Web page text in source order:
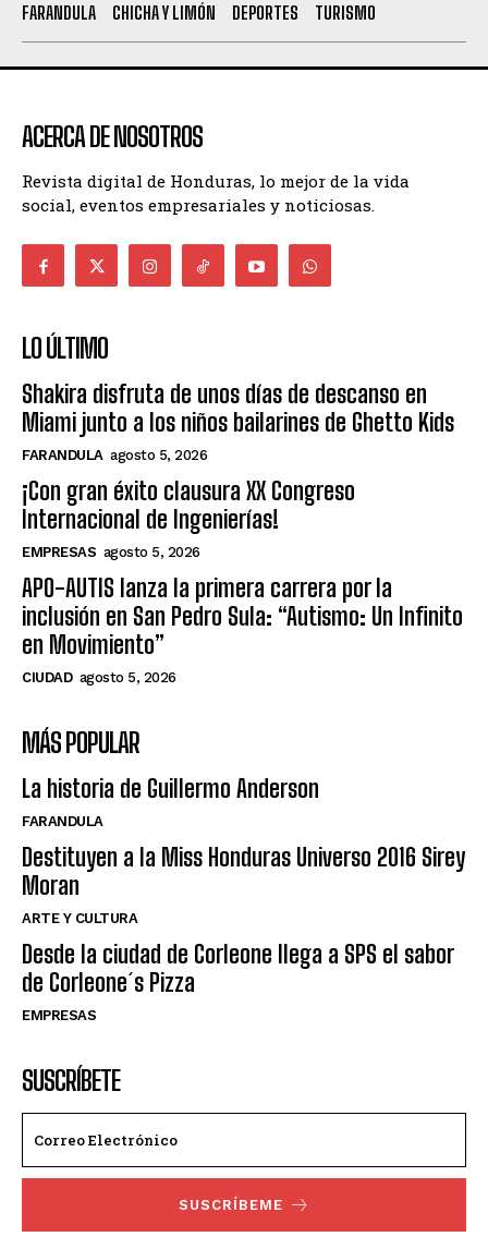
FARANDULA
CHICHA Y LIMÓN DEPORTES TURISMO
ACERCA DE NOSOTROS
Revista digital de Honduras, lo mejor de la vida
social, eventos empresariales y noticiosas.
LO ÚLTIMO
Shakira disfruta de unos días de descanso en
Miami junto a los niños bailarines de Ghetto Kids
FARANDULA agosto 5, 2026
¡Con gran éxito clausura XX Congreso
Internacional de Ingenierías!
EMPRESAS agosto 5, 2026
APO-AUTIS lanza la primera carrera por la
inclusión en San Pedro Sula: “Autismo: Un Infinito
en Movimiento”
CIUDAD agosto 5, 2026
MÁS POPULAR
La historia de Guillermo Anderson
FARANDULA
Destituyen a la Miss Honduras Universo 2016 Sirey
Moran
ARTE Y CULTURA
Desde la ciudad de Corleone llega a SPS el sabor
de Corleone´s Pizza
EMPRESAS
SUSCRÍBETE
SUSCRÍBEME